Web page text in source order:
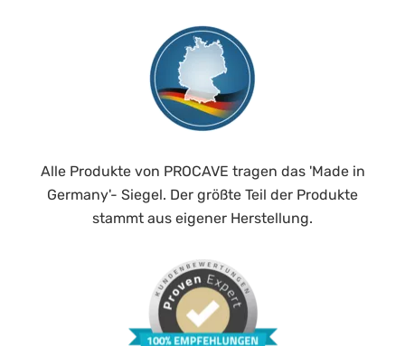
Alle Produkte von PROCAVE tragen das 'Made in
Germany'- Siegel. Der größte Teil der Produkte
stammt aus eigener Herstellung.